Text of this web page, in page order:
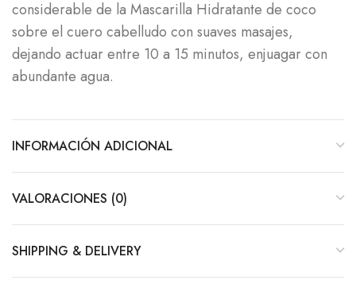
considerable de la Mascarilla Hidratante de coco
sobre el cuero cabelludo con suaves masajes,
dejando actuar entre 10 a 15 minutos, enjuagar con
abundante agua.
INFORMACIÓN ADICIONAL
VALORACIONES (0)
SHIPPING & DELIVERY